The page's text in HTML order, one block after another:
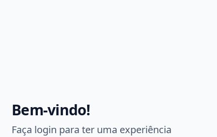
Bem-vindo!
Faça login para ter uma experiência